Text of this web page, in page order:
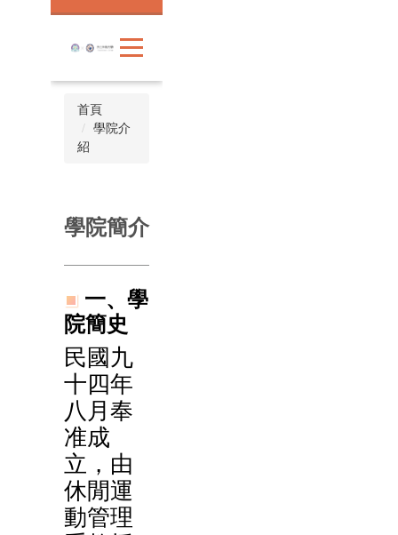
跳
內
首頁
學院介
紹
學院簡介
一、 學
院簡史
民國九
十四年
八月奉
准成
立，由
休閒運
動管理